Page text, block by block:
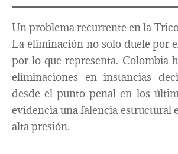
Un problema recurrente en la
La eliminación no solo duele por
por lo que representa. Colombia
eliminaciones en instancias
desde el punto penal en los
evidencia una falencia estructural
alta presión.